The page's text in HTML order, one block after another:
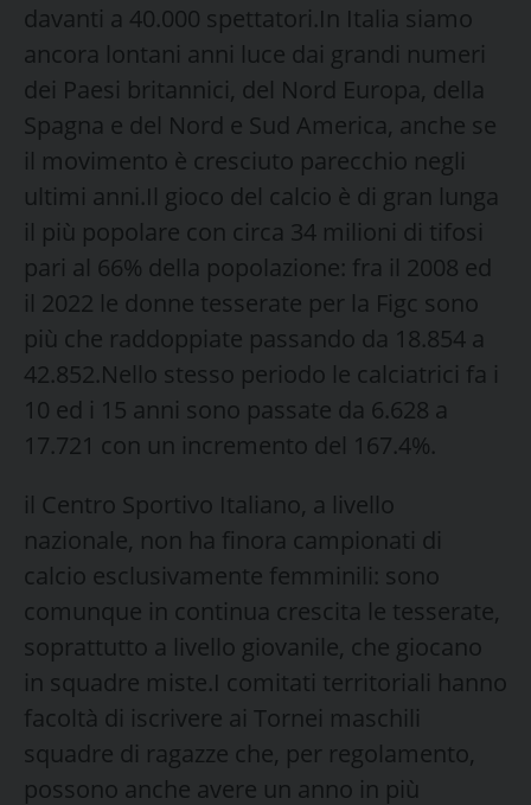
davanti a 40.000 spettatori.In Italia siamo
ancora lontani anni luce dai grandi numeri
dei Paesi britannici, del Nord Europa, della
Spagna e del Nord e Sud America, anche se
il movimento è cresciuto parecchio negli
ultimi anni.Il gioco del calcio è di gran lunga
il più popolare con circa 34 milioni di tifosi
pari al 66% della popolazione: fra il 2008 ed
il 2022 le donne tesserate per la Figc sono
più che raddoppiate passando da 18.854 a
42.852.Nello stesso periodo le calciatrici fa i
10 ed i 15 anni sono passate da 6.628 a
17.721 con un incremento del 167.4%.
il Centro Sportivo Italiano, a livello
nazionale, non ha finora campionati di
calcio esclusivamente femminili: sono
comunque in continua crescita le tesserate,
soprattutto a livello giovanile, che giocano
in squadre miste.I comitati territoriali hanno
facoltà di iscrivere ai Tornei maschili
squadre di ragazze che, per regolamento,
possono anche avere un anno in più